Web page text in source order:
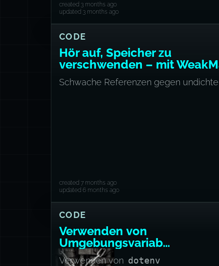
created 3 months ago
updated 3 months ago
CODE
Hör auf, Speicher zu
verschwenden – mit
Schwache Referenzen gegen
created 7 months ago
updated 6 months ago
CODE
Verwenden von
Umgebungsvariablen
in NodeJS
Verwenden von dotenv